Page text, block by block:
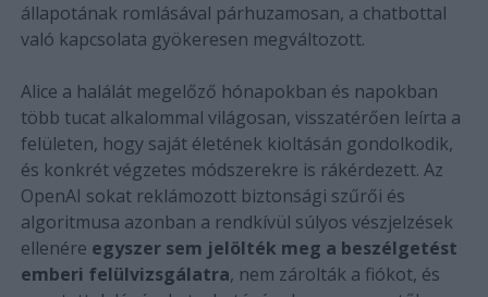
állapotának romlásával párhuzamosan, a chatbottal
való kapcsolata gyökeresen megváltozott.
Alice a halálát megelőző hónapokban és napokban
több tucat alkalommal világosan, visszatérően leírta a
felületen, hogy saját életének kioltásán gondolkodik,
és konkrét végzetes módszerekre is rákérdezett. Az
OpenAI sokat reklámozott biztonsági szűrői és
algoritmusa azonban a rendkívül súlyos vészjelzések
ellenére egyszer sem jelölték meg a beszélgetést
emberi felülvizsgálatra, nem zárolták a fiókot, és